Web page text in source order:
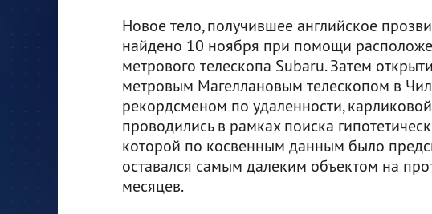
Новое тело, получившее английское
найдено 10 ноября при помощи
метрового телескопа Subaru. Затем
метровым Магеллановым телескопом в
рекордсменом по удаленности,
проводились в рамках поиска
которой по косвенным данным было
оставался самым далеким объектом на
месяцев.